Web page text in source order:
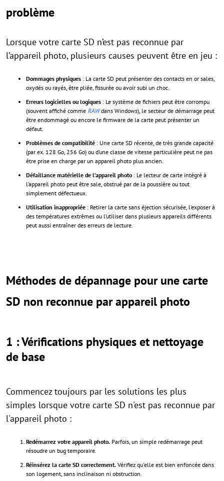
problème
Lorsque votre carte SD n’est pas reconnue par
l’appareil photo, plusieurs causes peuvent être en jeu :
Dommages physiques : La carte SD peut présenter des contacts en or sales,
oxydés ou rayés, être pliée, fissurée ou avoir subi un choc.
Erreurs logicielles ou logiques : Le système de fichiers peut être corrompu
(souvent affiché comme RAWdans Windows), le secteur de démarrage peut
être endommagé ou encore le firmware de la carte peut présenter un
défaut.
Problèmes de compatibilité : Une carte SD récente, de très grande capacité
(par ex. 128 Go, 256 Go) ou d’une classe de vitesse particulière peut ne pas
être prise en charge par un appareil photo plus ancien.
Défaillance matérielle de l’appareil photo : Le lecteur de carte intégré à
l’appareil photo peut être sale, obstrué par de la poussière ou tout
simplement défectueux.
Utilisation inappropriée : Retirer la carte sans éjection sécurisée, l’exposer à
des températures extrêmes ou l’utiliser dans plusieurs appareils différents
peut aussi entraîner des erreurs de lecture.
Méthodes de dépannage pour une carte
SD non reconnue par appareil photo
1 : Vérifications physiques et nettoyage
de base
Commencez toujours par les solutions les plus
simples lorsque votre carte SD n'est pas reconnue par
l'appareil photo :
Redémarrez votre appareil photo. Parfois, un simple redémarrage peut
résoudre un bug temporaire.
Réinsérez la carte SD correctement. Vérifiez qu'elle est bien enfoncée dans
son logement, sans inclinaison ni obstruction.